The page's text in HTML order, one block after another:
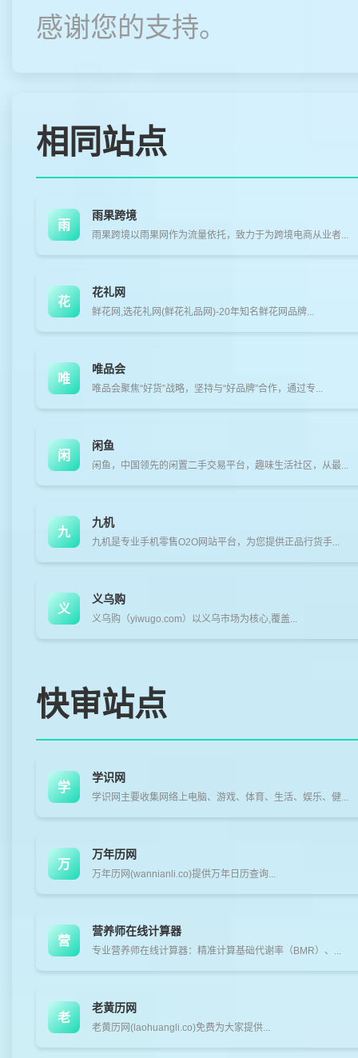
感谢您的支持。
相同站点
雨
雨果跨境
雨果跨境以雨果网作为流量依托，致力于为跨境电商从业者...
花
花礼网
鲜花网,选花礼网(鲜花礼品网)-20年知名鲜花网品牌...
唯
唯品会
唯品会聚焦“好货”战略，坚持与“好品牌”合作，通过专...
闲
闲鱼
闲鱼，中国领先的闲置二手交易平台，趣味生活社区，从最...
九
九机
九机是专业手机零售O2O网站平台，为您提供正品行货手...
义
义乌购
义乌购（yiwugo.com）以义乌市场为核心,覆盖...
快审站点
学
学识网
学识网主要收集网络上电脑、游戏、体育、生活、娱乐、健...
万
万年历网
万年历网(wannianli.co)提供万年日历查询...
营
营养师在线计算器
专业营养师在线计算器：精准计算基础代谢率（BMR）、...
老
老黄历网
老黄历网(laohuangli.co)免费为大家提供...